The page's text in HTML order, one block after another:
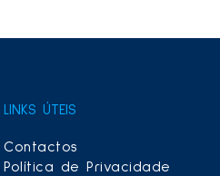
LINKS ÚTEIS
Contactos
Política de Privacidade